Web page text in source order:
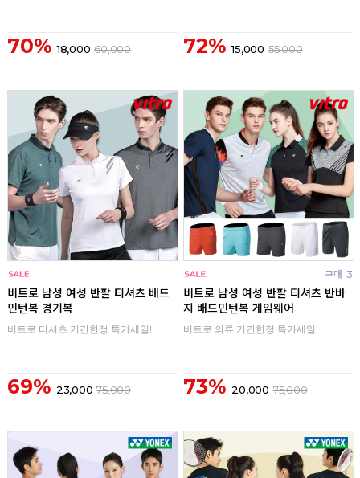
70% 18,000 60,000 72% 15,000 55,000
비트로 남성 여성 반팔 티셔츠 배드
민턴복 경기복
비트로 티셔츠 기간한정 특가세일!
69% 23,000 75,000
구매 3
비트로 남성 여성 반팔 티셔츠 반바
지 배드민턴복 게임웨어
비트로 의류 기간한정 특가세일!
73% 20,000 75,000